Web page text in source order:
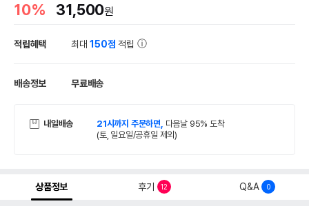
10% 31,500원
적립혜택 최대150점 적립
배송정보 무료배송
내일배송 21시까지 주문하면, 다음날 95% 도착
(토, 일요일/공휴일 제외)
상품정보 후기 12 Q&A 0